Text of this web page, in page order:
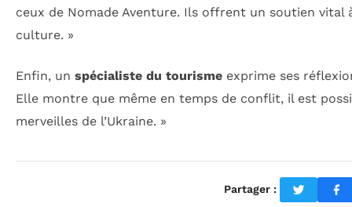
ceux de Nomade Aventure. Ils offrent un soutien
culture. »
Enfin, un spécialiste du tourisme exprime ses
Elle montre que même en temps de conflit, il est
merveilles de l’Ukraine. »
Partager :